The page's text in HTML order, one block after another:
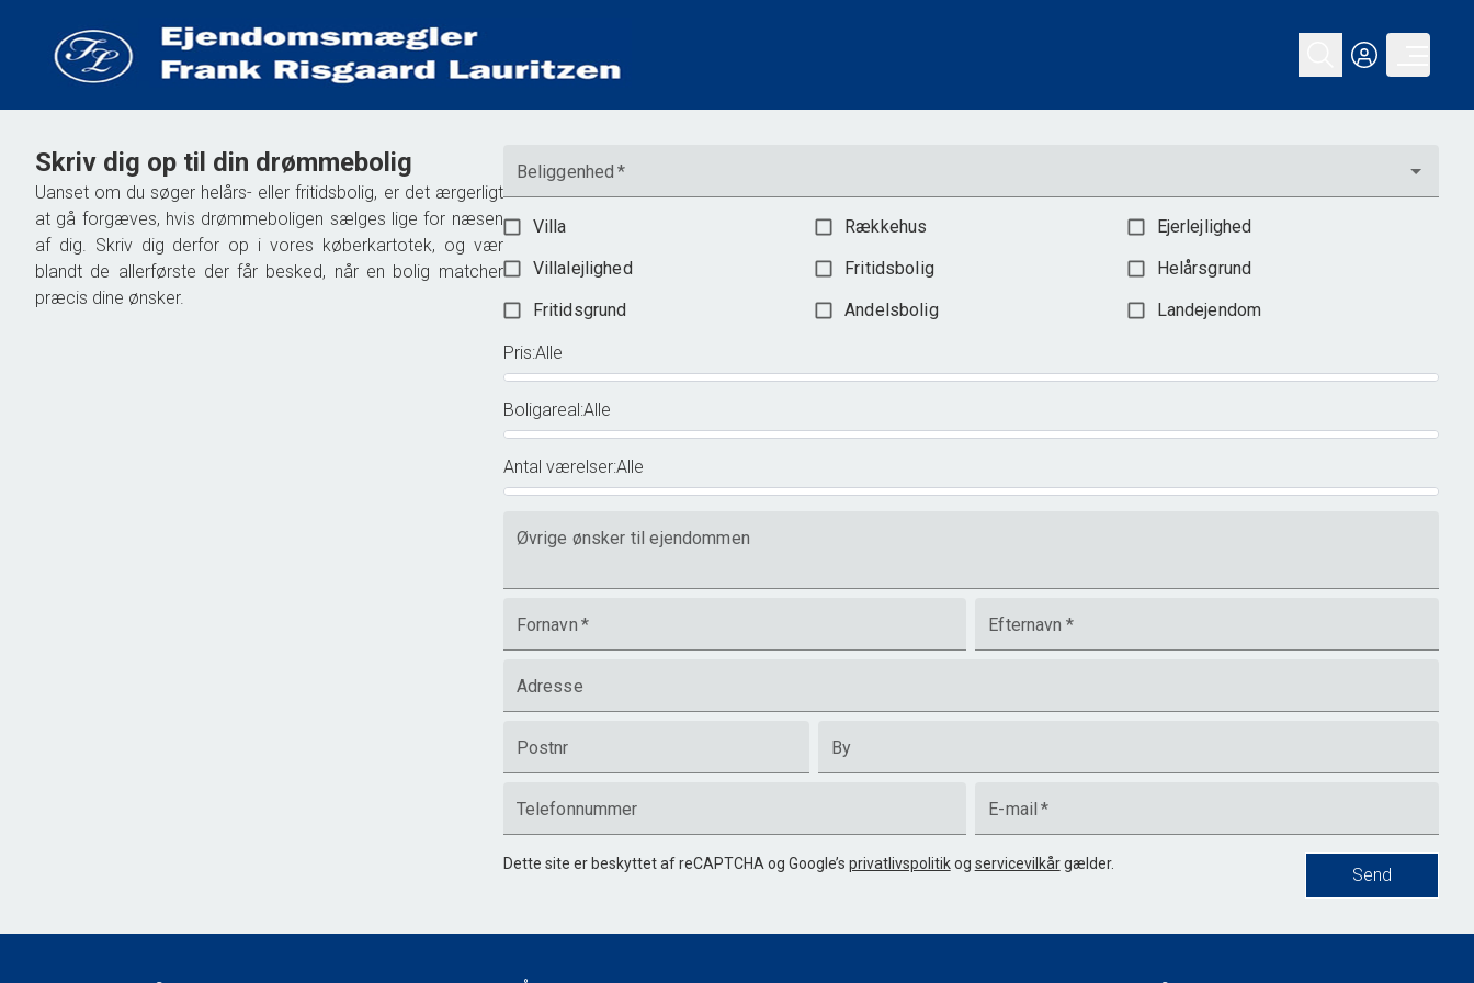
Skriv dig op til din drømmebolig
Uanset om du søger helårs- eller fritidsbolig, er det ærgerligt
at gå forgæves, hvis drømmeboligen sælges lige for næsen
af dig. Skriv dig derfor op i vores køberkartotek, og vær
blandt de allerførste der får besked, når en bolig matcher
præcis dine ønsker.
Beliggenhed *
Villa Rækkehus
Ejerlejlighed
Villalejlighed
Fritidsbolig
Helårsgrund
Fritidsgrund
Andelsbolig Landejendom
Pris:Alle
Boligareal:Alle
Antal værelser:Alle
Øvrige ønsker til ejendommen
Fornavn * Efternavn *
Adresse
Postnr By
Telefonnummer E-mail *
Dette site er beskyttet af reCAPTCHA og Google’s privatlivspolitik og servicevilkår gælder.
Send